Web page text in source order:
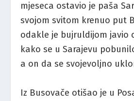
mjeseca ostavio je paša
svojom svitom krenuo put
odakle je bujruldijom javio
kako se u Sarajevu
a on da se svojevoljno
Iz Busovače otišao je u